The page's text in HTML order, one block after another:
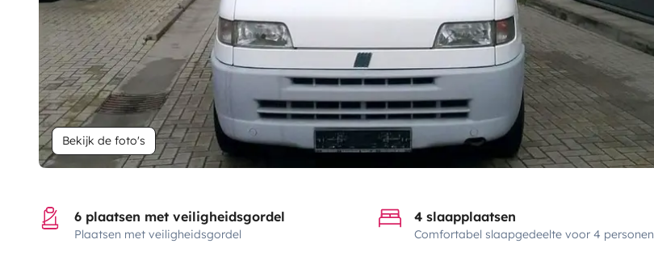
Bekijk de foto's
6 plaatsen met veiligheidsgordel
Plaatsen met veiligheidsgordel
4 slaapplaatsen
Comfortabel slaapgedeelte voor 4 personen